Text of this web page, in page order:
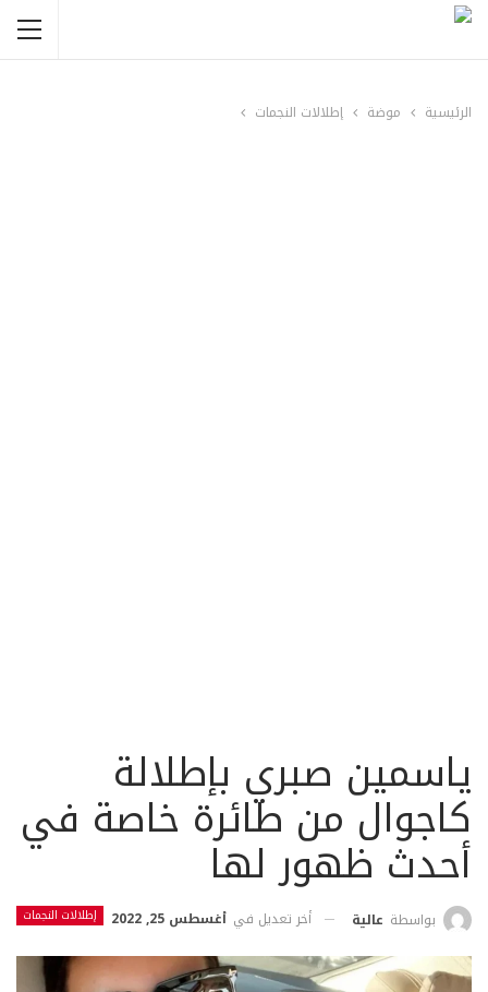
الرئيسية موضة إطلالات النجمات
ياسمين صبري بإطلالة
كاجوال من طائرة خاصة في
أحدث ظهور لها
إطلالات النجمات بواسطة عالية أخر تعديل في أغسطس 25, 2022